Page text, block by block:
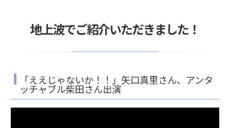
地上波でご紹介いただきました！
「ええじゃないか！！」矢口真里さん、アンタ
ッチャブル柴田さん出演